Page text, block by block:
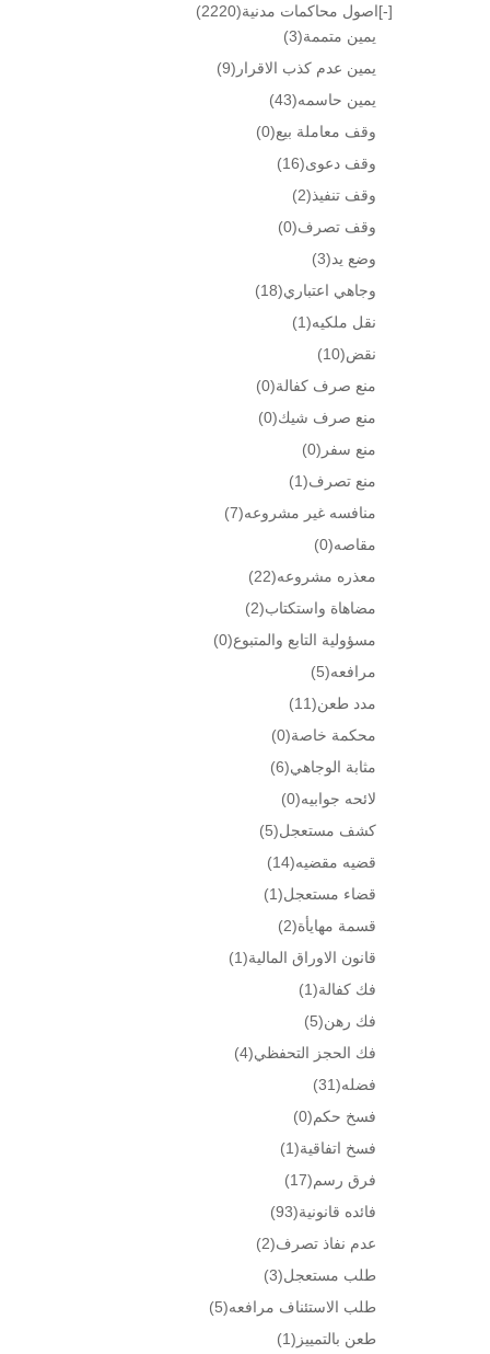
[-]اصول محاكمات مدنية(2220)
يمين متممة(3)
يمين عدم كذب الاقرار (9)
يمين حاسمه(43)
وقف معاملة بيع(0)
وقف دعوى(16)
وقف تنفيذ(2)
وقف تصرف(0)
وضع يد(3)
وجاهي اعتباري(18)
نقل ملكيه(1)
نقض(10)
منع صرف كفالة(0)
منع صرف شيك(0)
منع سفر (0)
منع تصرف(1)
منافسه غير مشروعه(7)
مقاصه(0)
معذره مشروعه(22)
مضاهاة واستكتاب(2)
مسؤولية التابع والمتبوع(0)
مرافعه(5)
مدد طعن(11)
محكمة خاصة(0)
مثابة الوجاهي(6)
لائحه جوابيه(0)
كشف مستعجل(5)
قضيه مقضيه(14)
قضاء مستعجل(1)
قسمة مهايأة(2)
قانون الاوراق المالية(1)
فك كفالة(1)
فك رهن(5)
فك الحجز التحفظي(4)
فضله(31)
فسخ حكم(0)
فسخ اتفاقية(1)
فرق رسم(17)
فائده قانونية(93)
عدم نفاذ تصرف(2)
طلب مستعجل(3)
طلب الاستئناف مرافعه(5)
طعن بالتمييز (1)